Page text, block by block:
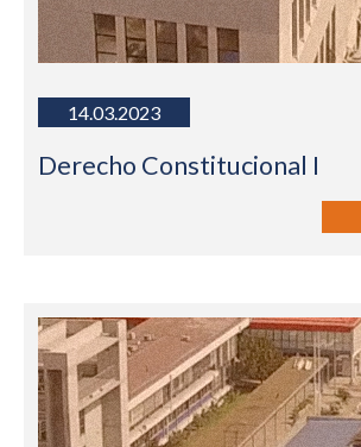
14.03.2023
Derecho Constitucional I